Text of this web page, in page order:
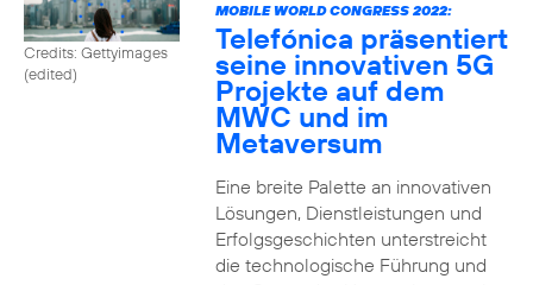
Credits: Gettyimages
(edited)
MOBILE WORLD CONGRESS 2022:
Telefónica präsentiert
seine innovativen 5G
Projekte auf dem
MWC und im
Metaversum
Eine breite Palette an innovativen
Lösungen, Dienstleistungen und
Erfolgsgeschichten unterstreicht
die technologische Führung und